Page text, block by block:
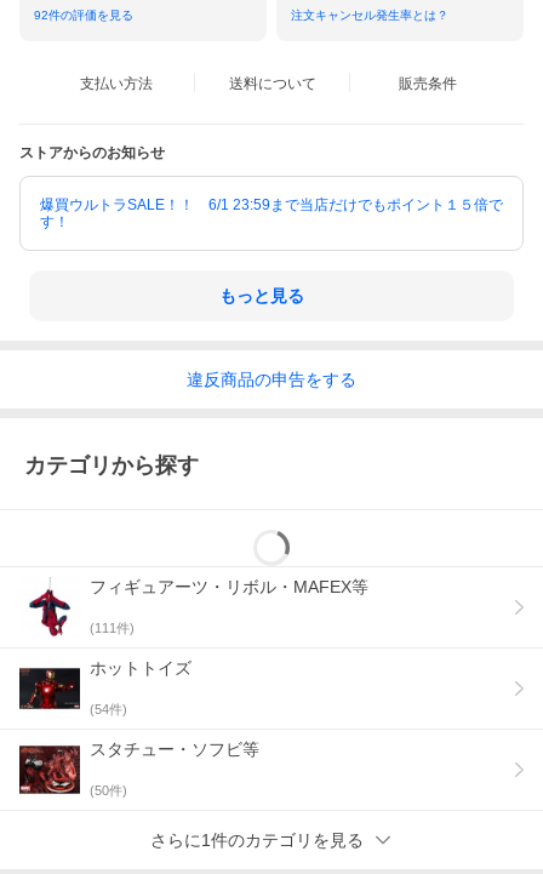
92件の評価を見る 注文キャンセル発生率とは？
支払い方法 送料について 販売条件
ストアからのお知らせ
爆買ウルトラSALE！！ 6/1 23:59まで当店だけでもポイント１５倍で
す！
もっと見る
違反商品の申告をする
カテゴリから探す
フィギュアーツ・リボル・MAFEX等
(111件)
ホットトイズ
(54件)
スタチュー・ソフビ等
(50件)
さらに1件のカテゴリを見る